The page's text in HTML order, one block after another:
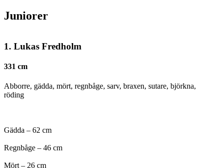
Juniorer
1. Lukas Fredholm
331 cm
Abborre, gädda, mört, regnbåge, sarv, braxen, sutare, björkna,
röding
Gädda – 62 cm
Regnbåge – 46 cm
Mört – 26 cm